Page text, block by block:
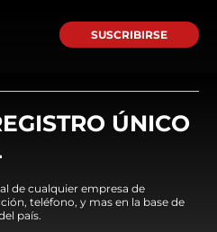
SUSCRIBIRSE
ÚNICO
de cualquier empresa de
teléfono, y mas en la base de
país.